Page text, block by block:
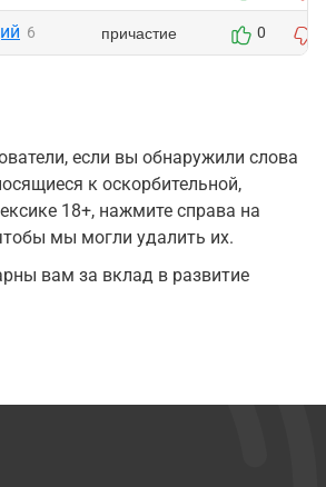
6 причастие 0
если вы обнаружили слова
к оскорбительной,
18+, нажмите справа на
мы могли удалить их.
вам за вклад в развитие